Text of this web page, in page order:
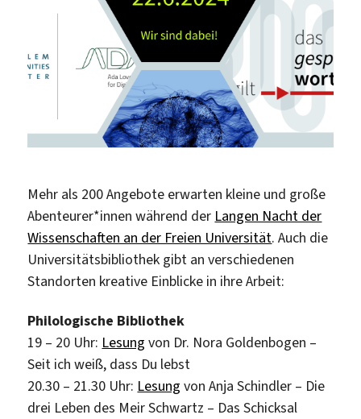
Mehr als 200 Angebote erwarten kleine und große
Abenteurer*innen während der Langen Nacht der
Wissenschaften an der Freien Universität. Auch die
Universitätsbibliothek gibt an verschiedenen
Standorten kreative Einblicke in ihre Arbeit:
Philologische Bibliothek
19 – 20 Uhr: Lesung von Dr. Nora Goldenbogen –
Seit ich weiß, dass Du lebst
20.30 – 21.30 Uhr: Lesung von Anja Schindler – Die
drei Leben des Meir Schwartz – Das Schicksal